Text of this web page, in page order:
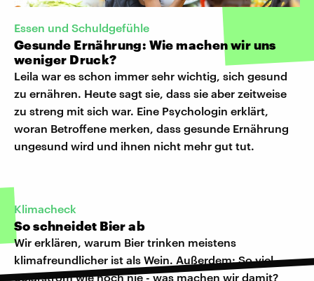
Essen und Schuldgefühle
Gesunde Ernährung: Wie machen wir uns
weniger Druck?
Leila war es schon immer sehr wichtig, sich gesund
zu ernähren. Heute sagt sie, dass sie aber zeitweise
zu streng mit sich war. Eine Psychologin erklärt,
woran Betroffene merken, dass gesunde Ernährung
ungesund wird und ihnen nicht mehr gut tut.
Klimacheck
So schneidet Bier ab
Wir erklären, warum Bier trinken meistens
klimafreundlicher ist als Wein. Außerdem: So viel
Solarstrom wie noch nie - was machen wir damit?